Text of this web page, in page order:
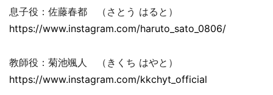
息子役：佐藤春都 （さとう はると）
https://www.instagram.com/haruto_sato_0806/
教師役：菊池颯人 （きくち はやと）
https://www.instagram.com/kkchyt_official